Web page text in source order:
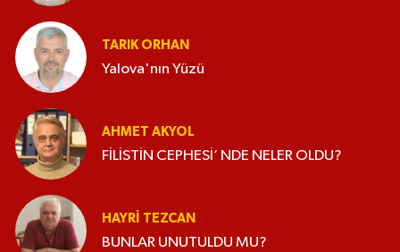
TARIK ORHAN
Yalova'nın Yüzü
AHMET AKYOL
FİLİSTİN CEPHESİ’ NDE NELER OLDU?
HAYRI TEZCAN
BUNLAR UNUTULDU MU?